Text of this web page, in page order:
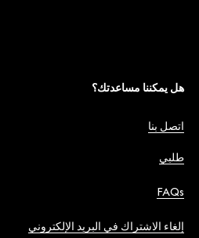
هل يمكننا مساعدتك؟
اتصل بنا
طلبي
FAQs
إلغاء الاشتراك في البريد الإلكتروني